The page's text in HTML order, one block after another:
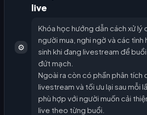
⚙️
live
Khóa học hướng dẫn cách xử lý
người mua, nghi ngờ và các tình
sinh khi đang livestream để
đứt mạch.
Ngoài ra còn có phần phân tích
livestream và tối ưu lại sau mỗi
phù hợp với người muốn cải
live theo từng buổi.